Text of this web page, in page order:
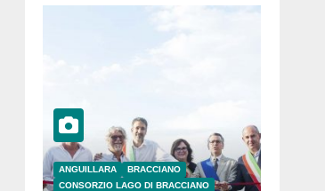
ANGUILLARA
BRACCIANO
CONSORZIO LAGO DI BRACCIANO